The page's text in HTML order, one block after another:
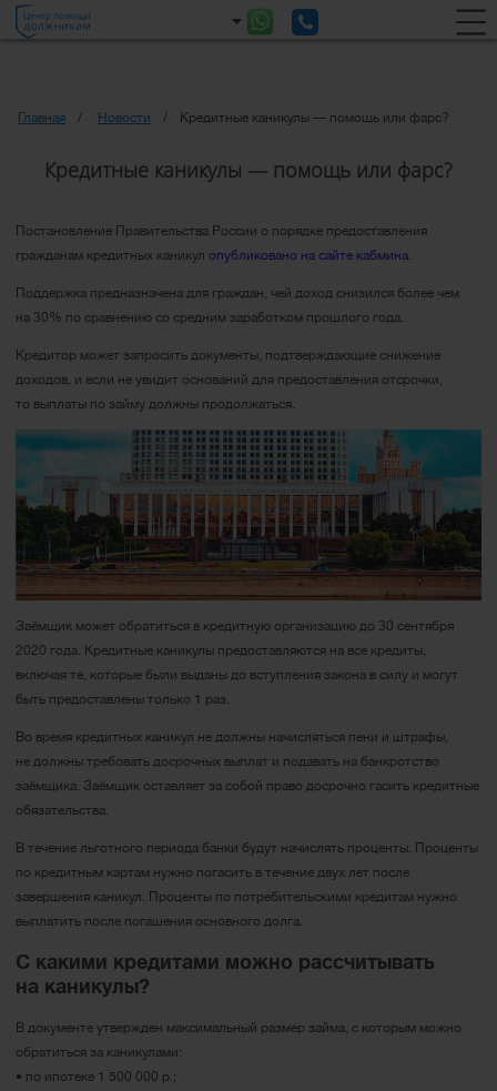
Главная Новости Кредитные каникулы — помощь или фарс?
Кредитные каникулы — помощь или фарс?
Постановление Правительства России о порядке предоставления
гражданам кредитных каникул опубликовано на сайте кабмина.
Поддержка предназначена для граждан, чей доход снизился более чем
на 30% по сравнению со средним заработком прошлого года.
Кредитор может запросить документы, подтверждающие снижение
доходов, и если не увидит оснований для предоставления отсрочки,
то выплаты по займу должны продолжаться.
Заёмщик может обратиться в кредитную организацию до 30 сентября
2020 года. Кредитные каникулы предоставляются на все кредиты,
включая те, которые были выданы до вступления закона в силу и могут
быть предоставлены только 1 раз.
Во время кредитных каникул не должны начисляться пени и штрафы,
не должны требовать досрочных выплат и подавать на банкротство
заёмщика. Заёмщик оставляет за собой право досрочно гасить кредитные
обязательства.
В течение льготного периода банки будут начислять проценты. Проценты
по кредитным картам нужно погасить в течение двух лет после
завершения каникул. Проценты по потребительскими кредитам нужно
выплатить после погашения основного долга.
С какими кредитами можно рассчитывать
на каникулы?
В документе утвержден максимальный размер займа, с которым можно
обратиться за каникулами:
• по ипотеке 1 500 000 р.;